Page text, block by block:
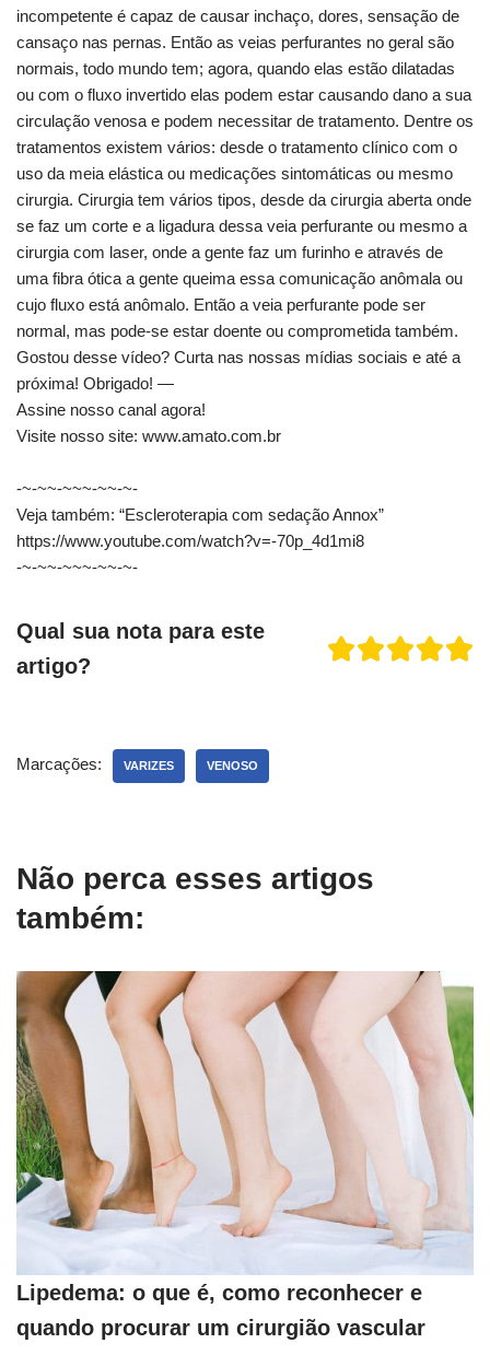
incompetente é capaz de causar inchaço, dores, sensação de
cansaço nas pernas. Então as veias perfurantes no geral são
normais, todo mundo tem; agora, quando elas estão dilatadas
ou com o fluxo invertido elas podem estar causando dano a sua
circulação venosa e podem necessitar de tratamento. Dentre os
tratamentos existem vários: desde o tratamento clínico com o
uso da meia elástica ou medicações sintomáticas ou mesmo
cirurgia. Cirurgia tem vários tipos, desde da cirurgia aberta onde
se faz um corte e a ligadura dessa veia perfurante ou mesmo a
cirurgia com laser, onde a gente faz um furinho e através de
uma fibra ótica a gente queima essa comunicação anômala ou
cujo fluxo está anômalo. Então a veia perfurante pode ser
normal, mas pode-se estar doente ou comprometida também.
Gostou desse vídeo? Curta nas nossas mídias sociais e até a
próxima! Obrigado! —
Assine nosso canal agora!
Visite nosso site: www.amato.com.br
-~-~~-~~~-~~-~-
Veja também: “Escleroterapia com sedação Annox”
https://www.youtube.com/watch?v=-70p_4d1mi8
-~-~~-~~~-~~-~-
Qual sua nota para este
artigo?
Marcações: VARIZES VENOSO
Não perca esses artigos
também:
Lipedema: o que é, como reconhecer e
quando procurar um cirurgião vascular